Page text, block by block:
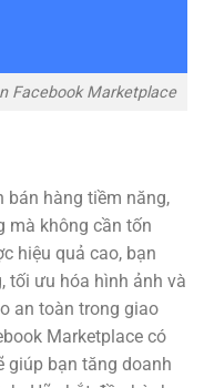
Facebook Marketplace
bán hàng tiềm năng,
mà không cần tốn
hiệu quả cao, bạn
tối ưu hóa hình ảnh và
an toàn trong giao
Marketplace có
giúp bạn tăng doanh